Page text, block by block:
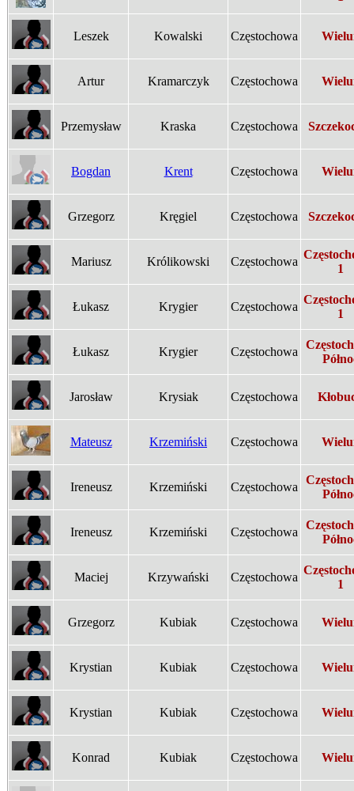
Leszek Kowalski Częstochowa
Artur Kramarczyk Częstochowa
Przemysław Kraska Częstochowa
Bogdan Krent Częstochowa
Grzegorz Kręgiel Częstochowa
Mariusz Królikowski Częstochowa
1
Łukasz Krygier Częstochowa
1
Łukasz Krygier Częstochowa
Jarosław Krysiak Częstochowa
Mateusz Krzemiński Częstochowa
Ireneusz Krzemiński Częstochowa
Ireneusz Krzemiński Częstochowa
Maciej Krzywański Częstochowa
1
Grzegorz Kubiak Częstochowa
Krystian Kubiak Częstochowa
Krystian Kubiak Częstochowa
Konrad Kubiak Częstochowa